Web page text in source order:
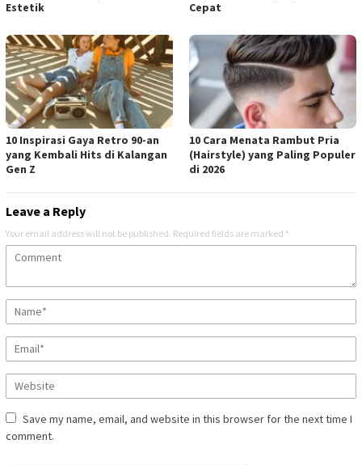
Estetik
Cepat
10 Inspirasi Gaya Retro 90-an
yang Kembali Hits di Kalangan
Gen Z
10 Cara Menata Rambut Pria
(Hairstyle) yang Paling Populer
di 2026
Leave a Reply
Your email address will not be published. Required fields are marked *
Save my name, email, and website in this browser for the next time I
comment.